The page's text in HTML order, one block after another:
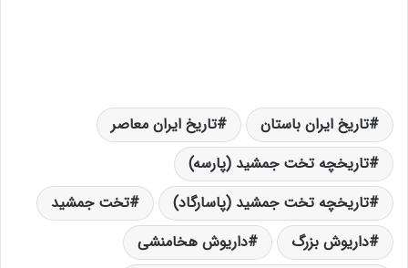
تاریخ ایران باستان
تاریخ ایران معاصر
تاریخچه تخت جمشید (پارسه)
تاریخچه تخت جمشید (پاسارگاد)
تخت جمشید
داریوش بزرگ
داریوش هخامنشی